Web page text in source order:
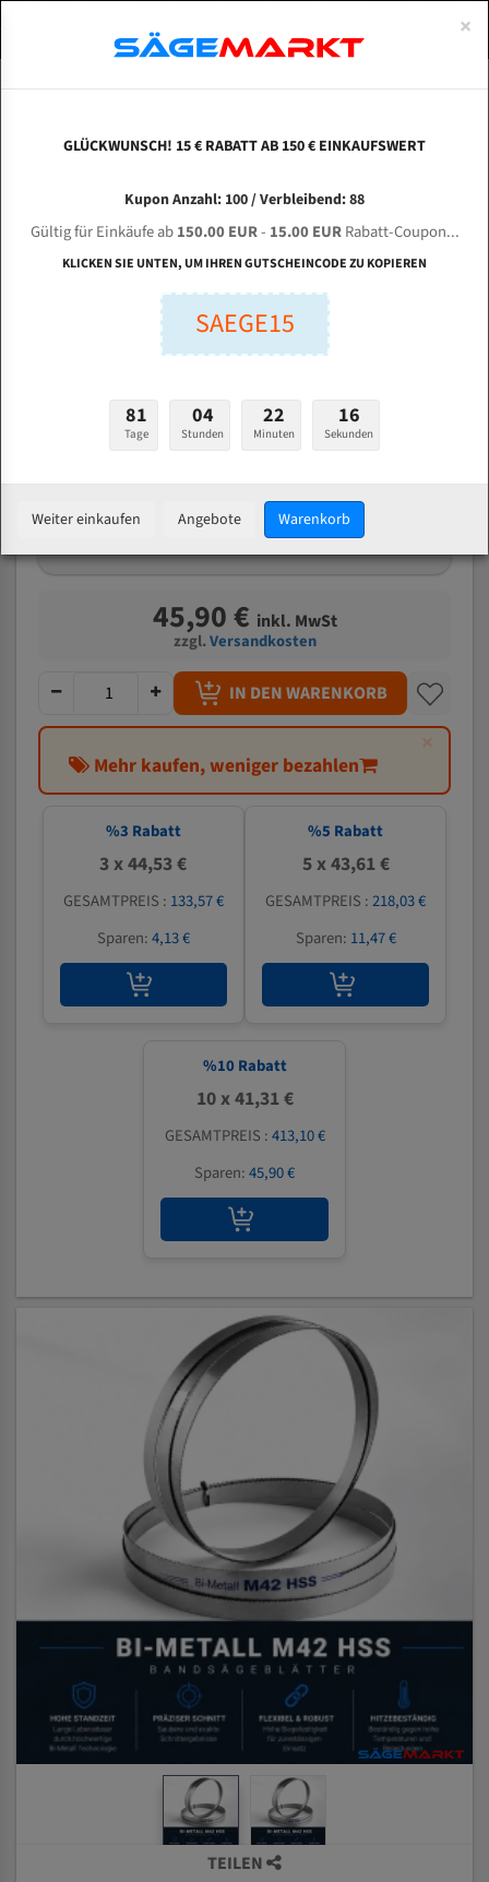
HUVEMA BMSY 325 C für 4160 mm Bi-Metall
Bandsägeblätter
Bandsägeblätter für Huvema
Länge (mm):
Welche Zahn soll ich wählen?
45,90 € inkl. MwSt
zzgl.Versandkosten
IN DEN WARENKORB
×
Mehr kaufen, weniger bezahlen
%3 Rabatt
3 x 44,53 €
GESAMTPREIS : 133,57 €
Sparen:4,13 €
%5 Rabatt
5 x 43,61 €
GESAMTPREIS :218,03 €
Sparen: 11,47 €
%10 Rabatt
10 x 41,31 €
GESAMTPREIS :413,10 €
Sparen:45,90 €
TEILEN
ABOUTS
ENGLISH
Bi-Metall Meterware
Fleischerei Bandsägeblätter
Bandmesser Glatt Meterware
Konvex Meterware
×
GLÜCKWUNSCH! 15 € RABATT AB 150 € EINKAUFSWERT
Kupon Anzahl: 100 / Verbleibend: 88
Gültig für Einkäufe ab150.00 EUR- 15.00 EURRabatt-Coupon...
KLICKEN SIE UNTEN, UM IHREN GUTSCHEINCODE ZU KOPIEREN
SAEGE15
81
Tage
04
Stunden
22
Minuten
15
Sekunden
Weiter einkaufen Angebote Warenkorb